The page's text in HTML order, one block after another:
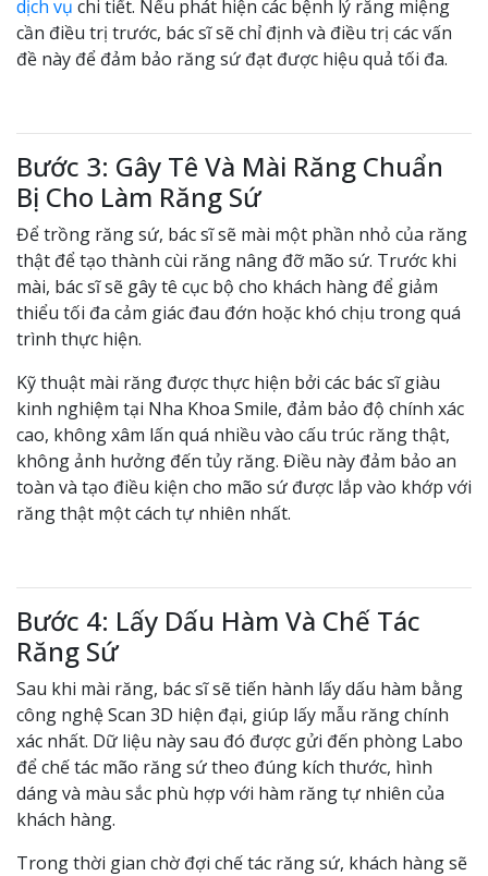
dịch vụ chi tiết. Nếu phát hiện các bệnh lý răng miệng
cần điều trị trước, bác sĩ sẽ chỉ định và điều trị các vấn
đề này để đảm bảo răng sứ đạt được hiệu quả tối đa.
Bước 3: Gây Tê Và Mài Răng Chuẩn
Bị Cho Làm Răng Sứ
Để trồng răng sứ, bác sĩ sẽ mài một phần nhỏ của răng
thật để tạo thành cùi răng nâng đỡ mão sứ. Trước khi
mài, bác sĩ sẽ gây tê cục bộ cho khách hàng để giảm
thiểu tối đa cảm giác đau đớn hoặc khó chịu trong quá
trình thực hiện.
Kỹ thuật mài răng được thực hiện bởi các bác sĩ giàu
kinh nghiệm tại Nha Khoa Smile, đảm bảo độ chính xác
cao, không xâm lấn quá nhiều vào cấu trúc răng thật,
không ảnh hưởng đến tủy răng. Điều này đảm bảo an
toàn và tạo điều kiện cho mão sứ được lắp vào khớp với
răng thật một cách tự nhiên nhất.
Bước 4: Lấy Dấu Hàm Và Chế Tác
Răng Sứ
Sau khi mài răng, bác sĩ sẽ tiến hành lấy dấu hàm bằng
công nghệ Scan 3D hiện đại, giúp lấy mẫu răng chính
xác nhất. Dữ liệu này sau đó được gửi đến phòng Labo
để chế tác mão răng sứ theo đúng kích thước, hình
dáng và màu sắc phù hợp với hàm răng tự nhiên của
khách hàng.
Trong thời gian chờ đợi chế tác răng sứ, khách hàng sẽ